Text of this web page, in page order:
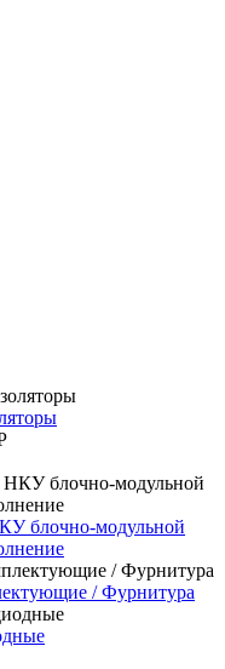
блочно-модульной
/ Фурнитура